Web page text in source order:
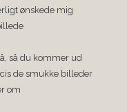
ønskede mig
så du kommer ud
de smukke billeder
om